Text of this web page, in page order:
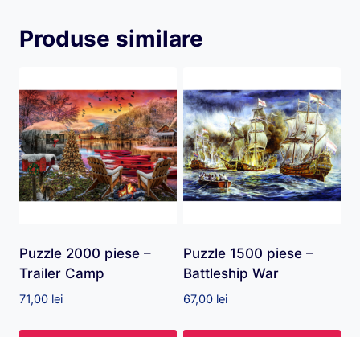
Produse similare
Puzzle 2000 piese –
Trailer Camp
71,00 lei
Puzzle 1500 piese –
Battleship War
67,00 lei